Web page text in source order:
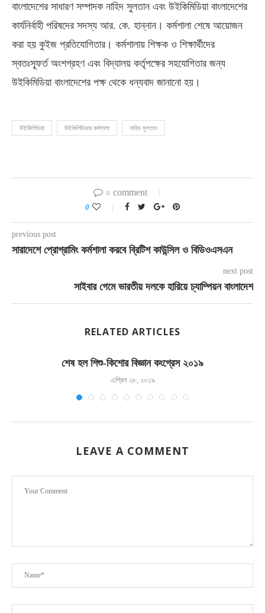
বাংলাদেশের সাধারণ সম্পাদক নাহিদ সুলতান এবং উইকিমিডিয়া বাংলাদেশের
কার্যনির্বাহী পরিষদের সদস্য আর. কে. হান্নান। কর্মশালা শেষে আয়োজন
করা হয় কুইজ প্রতিযোগিতার। কর্মশালায় শিক্ষক ও শিক্ষার্থীদের
স্বতঃস্ফূর্ত অংশগ্রহণ এবং বিদ্যালয় কর্তৃপক্ষের সহযোগিতার জন্য
উইকিমিডিয়া বাংলাদেশের পক্ষ থেকে ধন্যবাদ জানানো হয়।
উইকিপিডিয়া উইকিপিডিয়ার কর্মশালা নাহিদ সুলতান
০ comment
0
previous post
সারাদেশে প্রোগ্রামিং কর্মশালা করবে ব্রিটিশ কাউন্সিল ও বিডিওএসএন
next post
সাইবার গেমে ভারতীয় দলকে হারিয়ে চ্যাম্পিয়ন বাংলাদেশ
RELATED ARTICLES
শেষ হল শিশু-কিশোর বিজ্ঞান কংগ্রেস ২০১৯
এপ্রিল ২৮, ২০১৯
LEAVE A COMMENT